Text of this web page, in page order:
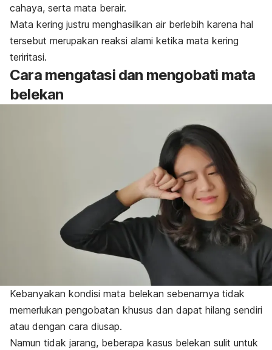
cahaya, serta mata berair.
Mata kering justru menghasilkan air berlebih karena hal
tersebut merupakan reaksi alami ketika mata kering
teriritasi.
Cara mengatasi dan mengobati mata
belekan
Kebanyakan kondisi mata belekan sebenarnya tidak
memerlukan pengobatan khusus dan dapat hilang sendiri
atau dengan cara diusap.
Namun tidak jarang, beberapa kasus belekan sulit untuk